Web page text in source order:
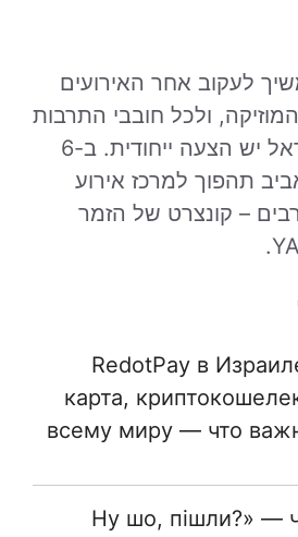
לעקוב אחר האירועים
ולכל חובבי התרבות
האוקראינית בישראל יש הצעה ייחודית. ב-6
תל אביב תהפוך למרכז אירוע
רבים – קונצרט של הזמר
RedotPay в
карта,
всему миру — что
«Ну шо, пішли?» —